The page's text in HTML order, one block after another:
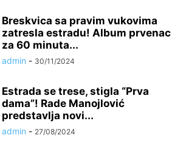
Breskvica sa pravim vukovima
zatresla estradu! Album prvenac
za 60 minuta...
admin - 30/11/2024
Estrada se trese, stigla “Prva
dama”! Rade Manojlović
predstavlja novi...
admin - 27/08/2024